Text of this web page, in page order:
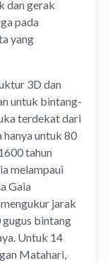
dan gerak
pada
yang
3D dan
untuk bintang-
terdekat dari
untuk 80
tahun
melampaui
Gaia
jarak
bintang
Untuk 14
Matahari,